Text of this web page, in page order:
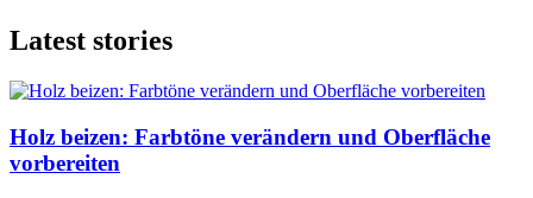
Latest stories
Holz beizen: Farbtöne verändern und Oberfläche
vorbereiten